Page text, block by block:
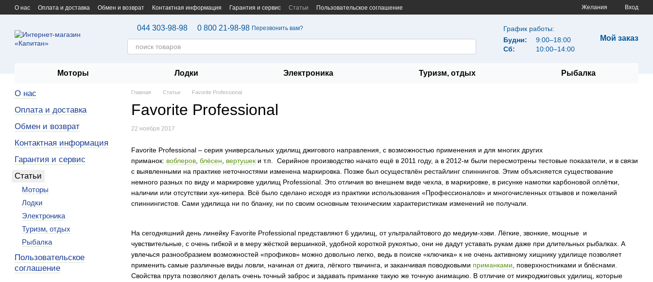
Перейти к основному контенту
О нас Оплата и доставка Обмен и возврат Контактная информация Гарантия и сервис Статьи Пользовательское соглашение Желания Вход
044 303-98-98 0 800 21-98-98 Перезвонить вам?
График работы:
Будни:
9:00–18:00
Сб:
10:00–14:00
Мой заказ
Моторы Лодки Электроника Туризм, отдых Рыбалка
Главная Статьи Favorite Professional
Favorite Professional
22 ноября 2017
Favorite Professional – серия универсальных удилищ джигового направления, с возможностью применения и для многих других
приманок: воблеров, блёсен, вертушек и т.п. Серийное производство начато ещё в 2011 году, а в 2012-м были пересмотрены тестовые показатели, и в связи
с выявленными на практике неточностями изменена маркировка. Позже был осуществлён рестайлинг спиннингов. Этим объясняется существование
немного разных по виду и маркировке удилищ Professional. Это отличия во внешнем виде чехла, в маркировке, в рисунке намотки карбоновой оплётки,
наличии или отсутствии хук-кипера. Всё было сделано исходя из практики использования «Профессионалов» и многочисленных отзывов и пожеланий
спиннингистов. Сами удилища ни по бланку, ни по своим основным техническим характеристикам изменений не получали.
На сегодняшний день линейку Favorite Professional представляют 6 удилищ, от ультралайтового до медиум-хэви. Лёгкие, звонкие, мощные и
чувствительные, с очень гибкой и в меру жёсткой вершинкой, удобной короткой рукоятью, они не дадут уставать рукам даже при длительных рыбалках. А
увлечься разнообразием возможностей «профиков» можно довольно легко, ведь в поиске «ключика» к не очень активному хищнику удилище позволяет
применить самые различные виды ловли, начиная от джига, лёгкого твичинга, и заканчивая поводковыми приманками , поверхностниками и блёснами.
Свойства прута позволяют делать очень точный заброс и задавать приманке такую же точную анимацию. В отличие от микроджиговых удилищ, которые
О нас
Оплата и доставка
Обмен и возврат
Контактная информация
Гарантия и сервис
Статьи
Моторы
Лодки
Электроника
Туризм, отдых
Рыбалка
Пользовательское
соглашение